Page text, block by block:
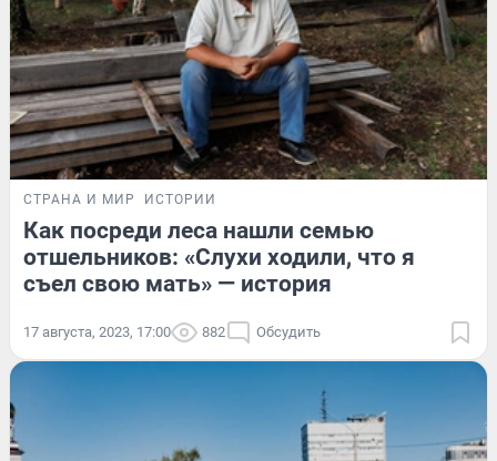
СТРАНА И МИР ИСТОРИИ
Как посреди леса нашли семью
отшельников: «Слухи ходили, что я
съел свою мать» — история
17 августа, 2023, 17:00 882 Обсудить